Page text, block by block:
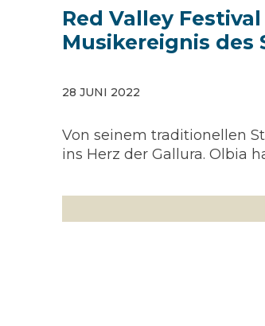
Red Valley
Musikereignis des
28 JUNI 2022
Von seinem traditionellen
ins Herz der Gallura. Olbia